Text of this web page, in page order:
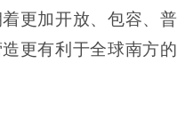
更加开放、包容、普
更有利于全球南方的